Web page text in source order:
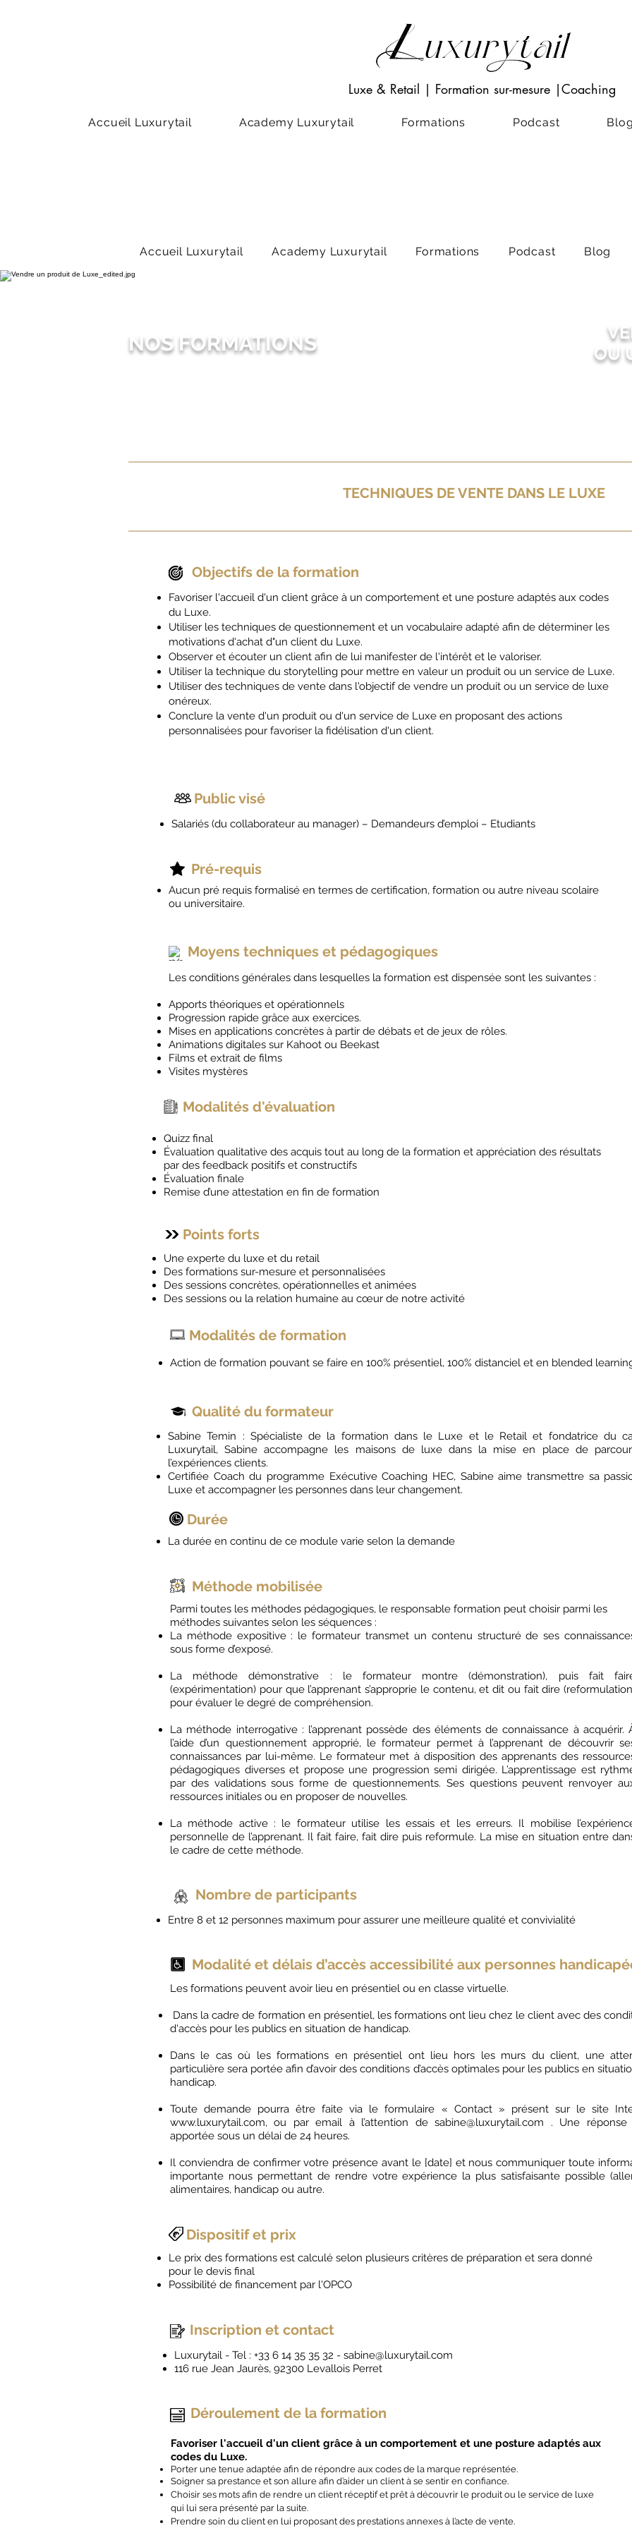
Luxe & Retail | Formation sur-mesure |Coaching
Accueil Luxurytail Academy Luxurytail Formations Podcast Blog
Accueil Luxurytail Academy Luxurytail Formations Podcast Blog
NOS FORMATIONS
OU
TECHNIQUES DE VENTE DANS LE LUXE
Objectifs de la formation
Favoriser l'accueil d'un client grâce à un comportement et une posture adaptés aux codes
du Luxe.
Utiliser les techniques de questionnement et un vocabulaire adapté afin de déterminer les
motivations d'achat d"un client du Luxe.
Observer et écouter un client afin de lui manifester de l'intérêt et le valoriser.
Utiliser la technique du storytelling pour mettre en valeur un produit ou un service de Luxe.
Utiliser des techniques de vente dans l'objectif de vendre un produit ou un service de luxe
onéreux.
Conclure la vente d'un produit ou d'un service de Luxe en proposant des actions
personnalisées pour favoriser la fidélisation d'un client.
Public visé
Salariés (du collaborateur au manager) – Demandeurs d’emploi – Etudiants
Pré-requis
Aucun pré requis formalisé en termes de certification, formation ou autre niveau scolaire
ou universitaire.
Moyens techniques et pédagogiques
Les conditions générales dans lesquelles la formation est dispensée sont les suivantes :
Apports théoriques et opérationnels
Progression rapide grâce aux exercices.
Mises en applications concrètes à partir de débats et de jeux de rôles.
Animations digitales sur Kahoot ou Beekast
Films et extrait de films
Visites mystères
Modalités d'évaluation
Quizz final
Évaluation qualitative des acquis tout au long de la formation et appréciation des résultats
par des feedback positifs et constructifs
Évaluation finale
Remise d’une attestation en fin de formation
Points forts
Une experte du luxe et du retail
Des formations sur-mesure et personnalisées
Des sessions concrètes, opérationnelles et animées
Des sessions ou la relation humaine au cœur de notre activité
Modalités de formation
Action de formation pouvant se faire en 100% présentiel, 100% distanciel et en blended
Qualité du formateur
Sabine Temin : Spécialiste de la formation dans le Luxe et le Retail et fondatrice du
Luxurytail, Sabine accompagne les maisons de luxe dans la mise en place de
l’expériences clients.
Certifiée Coach du programme Exécutive Coaching HEC, Sabine aime transmettre sa
Luxe et accompagner les personnes dans leur changement.
Durée
La durée en continu de ce module varie selon la demande
Méthode mobilisée
​Parmi toutes les méthodes pédagogiques, le responsable formation peut choisir parmi les
méthodes suivantes selon les séquences :
La méthode expositive : le formateur transmet un contenu structuré de ses
sous forme d’exposé.
La méthode démonstrative : le formateur montre (démonstration), puis fait
(expérimentation) pour que l’apprenant s’approprie le contenu, et dit ou fait dire
pour évaluer le degré de compréhension.
La méthode interrogative : l’apprenant possède des éléments de connaissance à acquérir.
l’aide d’un questionnement approprié, le formateur permet à l’apprenant de découvrir
connaissances par lui-même. Le formateur met à disposition des apprenants des
pédagogiques diverses et propose une progression semi dirigée. L’apprentissage est
par des validations sous forme de questionnements. Ses questions peuvent renvoyer
ressources initiales ou en proposer de nouvelles.
La méthode active : le formateur utilise les essais et les erreurs. Il mobilise
personnelle de l’apprenant. Il fait faire, fait dire puis reformule. La mise en situation entre
le cadre de cette méthode.
Nombre de participants
Entre 8 et 12 personnes maximum pour assurer une meilleure qualité et convivialité
Modalité et délais d’accès accessibilité aux personnes
Les formations peuvent avoir lieu en présentiel ou en classe virtuelle.
Dans la cadre de formation en présentiel, les formations ont lieu chez le client avec des
d'accès pour les publics en situation de handicap.
Dans le cas où les formations en présentiel ont lieu hors les murs du client, une
particulière sera portée afin d’avoir des conditions d’accès optimales pour les publics en
handicap.
Toute demande pourra être faite via le formulaire « Contact » présent sur le site
www.luxurytail.com, ou par email à l’attention desabine@luxurytail.com . Une réponse
apportée sous un délai de 24 heures.
Il conviendra de confirmer votre présence avant le [date] et nous communiquer toute
importante nous permettant de rendre votre expérience la plus satisfaisante possible
alimentaires, handicap ou autre.
Dispositif et prix
Le prix des formations est calculé selon plusieurs critères de préparation et sera donné
pour le devis final
Possibilité de financement par l'OPCO
Inscription et contact
Luxurytail - Tel : +33 6 14 35 35 32 - sabine@luxurytail.com
116 rue Jean Jaurès, 92300 Levallois Perret
Déroulement de la formation
Favoriser l'accueil d'un client grâce à un comportement et une posture adaptés aux
codes du Luxe.
Porter une tenue adaptée afin de répondre aux codes de la marque représentée.
Soigner sa prestance et son allure afin d’aider un client à se sentir en confiance.
Choisir ses mots afin de rendre un client réceptif et prêt à découvrir le produit ou le service de luxe
qui lui sera présenté par la suite.
Prendre soin du client en lui proposant des prestations annexes à l’acte de vente.